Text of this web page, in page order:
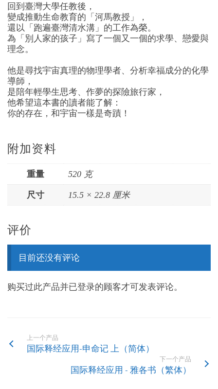
回到臺灣大學任教後，
變成推動生命教育的「河馬教授」，
還以「跑遍臺灣清水溝」的工作為榮。
為「別人家的孩子」寫了一個又一個的求學、戀愛與
理念。
他是尋找宇宙真理的物理學者、分析幸福成分的化學
導師，
是陪年輕學生思考、作夢的探險旅行家，
他希望這本書的讀者能了解：
你的存在，和宇宙一樣是奇蹟！
附加资料
重量 520 克
尺寸 15.5 × 22.8 厘米
评价
目前还没有评论
购买过此产品并已登录的顾客才可发表评论。
上一个产品
国际释经应用-申命记 上（简体）
下一个产品
国际释经应用 - 雅各书（繁体）